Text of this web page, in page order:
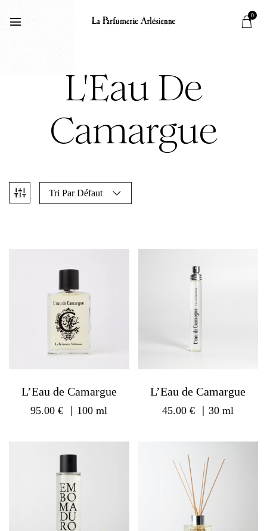
0
L'Eau De
Camargue
Tri Par Défaut
L’Eau de Camargue
95.00€ ｜100 ml
L’Eau de Camargue
45.00€ ｜30 ml